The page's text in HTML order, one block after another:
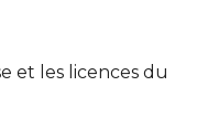
et les licences du